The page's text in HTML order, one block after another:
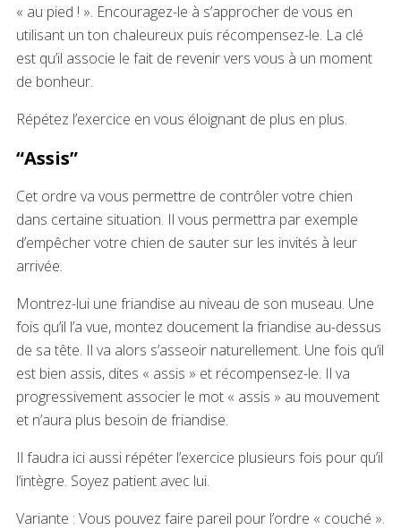
« au pied ! ». Encouragez-le à s’approcher de vous en
utilisant un ton chaleureux puis récompensez-le. La clé
est qu’il associe le fait de revenir vers vous à un moment
de bonheur.
Répétez l’exercice en vous éloignant de plus en plus.
“Assis”
Cet ordre va vous permettre de contrôler votre chien
dans certaine situation. Il vous permettra par exemple
d’empêcher votre chien de sauter sur les invités à leur
arrivée.
Montrez-lui une friandise au niveau de son museau. Une
fois qu’il l’a vue, montez doucement la friandise au-dessus
de sa tête. Il va alors s’asseoir naturellement. Une fois qu’il
est bien assis, dites « assis » et récompensez-le. Il va
progressivement associer le mot « assis » au mouvement
et n’aura plus besoin de friandise.
Il faudra ici aussi répéter l’exercice plusieurs fois pour qu’il
l’intègre. Soyez patient avec lui.
Variante : Vous pouvez faire pareil pour l’ordre « couché ».